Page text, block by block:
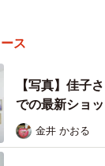
ス
【写真】佳子
での最新ショッ
金井 かおる